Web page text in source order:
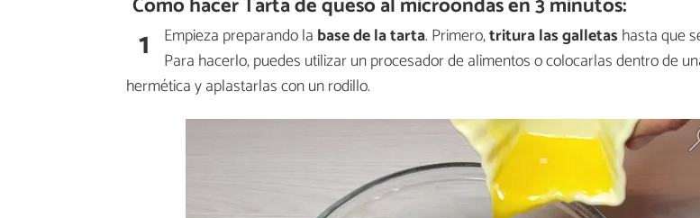
1 Empieza preparando la base de la tarta. Primero,tritura las galletas hasta que
Para hacerlo, puedes utilizar un procesador de alimentos o colocarlas dentro de
hermética y aplastarlas con un rodillo.